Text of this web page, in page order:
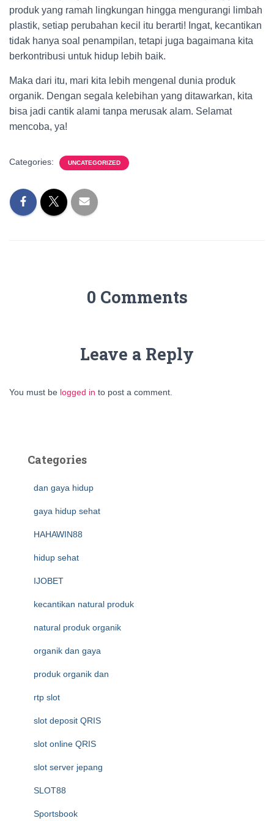
produk yang ramah lingkungan hingga mengurangi limbah
plastik, setiap perubahan kecil itu berarti! Ingat, kecantikan
tidak hanya soal penampilan, tetapi juga bagaimana kita
berkontribusi untuk hidup lebih baik.
Maka dari itu, mari kita lebih mengenal dunia produk
organik. Dengan segala kelebihan yang ditawarkan, kita
bisa jadi cantik alami tanpa merusak alam. Selamat
mencoba, ya!
Categories: UNCATEGORIZED
0 Comments
Leave a Reply
You must be logged in to post a comment.
Categories
dan gaya hidup
gaya hidup sehat
HAHAWIN88
hidup sehat
IJOBET
kecantikan natural produk
natural produk organik
organik dan gaya
produk organik dan
rtp slot
slot deposit QRIS
slot online QRIS
slot server jepang
SLOT88
Sportsbook